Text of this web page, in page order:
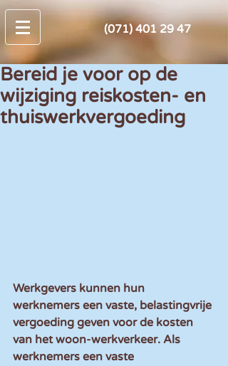
(071) 401 29 47
Bereid je voor op de
wijziging reiskosten- en
thuiswerkvergoeding
Werkgevers kunnen hun
werknemers een vaste, belastingvrije
vergoeding geven voor de kosten
van het woon-werkverkeer. Als
werknemers een vaste